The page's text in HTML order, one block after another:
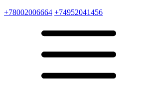
+78002006664 +74952041456